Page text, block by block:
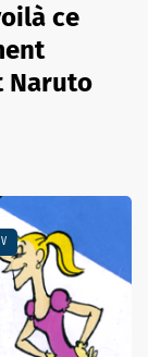
ce
Naruto